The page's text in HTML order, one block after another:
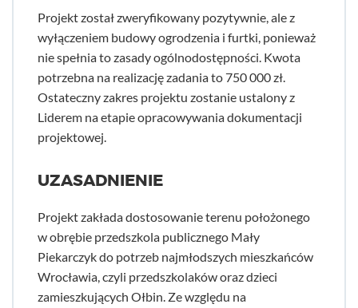
Projekt został zweryfikowany pozytywnie, ale z
wyłączeniem budowy ogrodzenia i furtki, ponieważ
nie spełnia to zasady ogólnodostępności. Kwota
potrzebna na realizację zadania to 750 000 zł.
Ostateczny zakres projektu zostanie ustalony z
Liderem na etapie opracowywania dokumentacji
projektowej.
UZASADNIENIE
Projekt zakłada dostosowanie terenu położonego
w obrębie przedszkola publicznego Mały
Piekarczyk do potrzeb najmłodszych mieszkańców
Wrocławia, czyli przedszkolaków oraz dzieci
zamieszkujących Ołbin. Ze względu na